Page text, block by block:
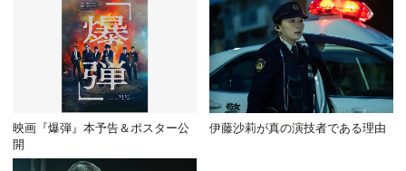
映画『爆弾』本予告＆ポスター公
開
伊藤沙莉が真の演技者である理由